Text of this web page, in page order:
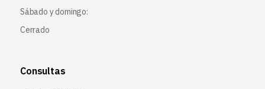
Sábado y domingo:
Cerrado
Consultas